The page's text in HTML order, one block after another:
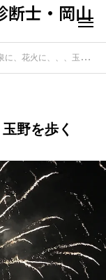
断士・岡山
花火に、、、玉野を歩く
野を歩く